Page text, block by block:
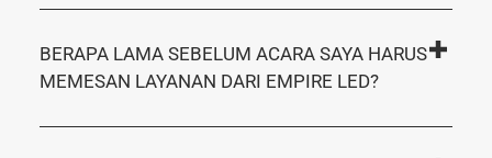
BERAPA LAMA SEBELUM ACARA SAYA HARUS
MEMESAN LAYANAN DARI EMPIRE LED?